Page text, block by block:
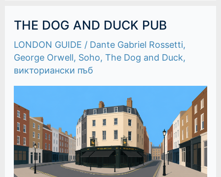
THE DOG AND DUCK PUB
LONDON GUIDE / Dante Gabriel Rossetti,
George Orwell, Soho, The Dog and Duck,
викториански пъб
THE
DOG
DUCK